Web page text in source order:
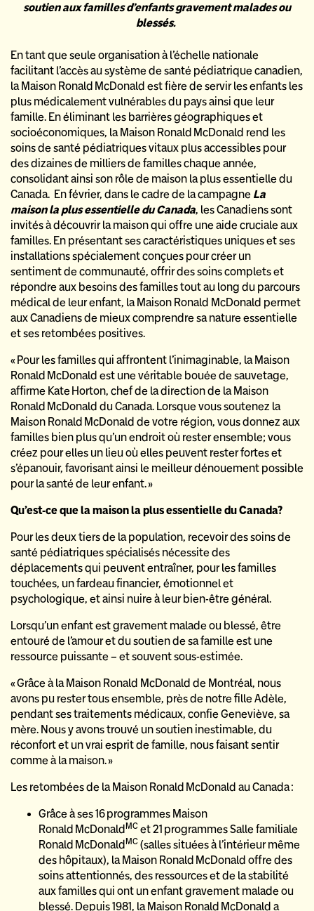
soutien aux familles d’enfants gravement malades ou
blessés.
En tant que seule organisation à l’échelle nationale
facilitant l’accès au système de santé pédiatrique canadien,
la Maison Ronald McDonald est fière de servir les enfants les
plus médicalement vulnérables du pays ainsi que leur
famille. En éliminant les barrières géographiques et
socioéconomiques, la Maison Ronald McDonald rend les
soins de santé pédiatriques vitaux plus accessibles pour
des dizaines de milliers de familles chaque année,
consolidant ainsi son rôle de maison la plus essentielle du
Canada. En février, dans le cadre de la campagne La
maison la plus essentielle du Canada, les Canadiens sont
invités à découvrir la maison qui offre une aide cruciale aux
familles. En présentant ses caractéristiques uniques et ses
installations spécialement conçues pour créer un
sentiment de communauté, offrir des soins complets et
répondre aux besoins des familles tout au long du parcours
médical de leur enfant, la Maison Ronald McDonald permet
aux Canadiens de mieux comprendre sa nature essentielle
et ses retombées positives.
« Pour les familles qui affrontent l’inimaginable, la Maison
Ronald McDonald est une véritable bouée de sauvetage,
affirme Kate Horton, chef de la direction de la Maison
Ronald McDonald du Canada. Lorsque vous soutenez la
Maison Ronald McDonald de votre région, vous donnez aux
familles bien plus qu’un endroit où rester ensemble; vous
créez pour elles un lieu où elles peuvent rester fortes et
s’épanouir, favorisant ainsi le meilleur dénouement possible
pour la santé de leur enfant. »
Qu’est-ce que la maison la plus essentielle du Canada?
Pour les deux tiers de la population, recevoir des soins de
santé pédiatriques spécialisés nécessite des
déplacements qui peuvent entraîner, pour les familles
touchées, un fardeau financier, émotionnel et
psychologique, et ainsi nuire à leur bien-être général.
Lorsqu’un enfant est gravement malade ou blessé, être
entouré de l’amour et du soutien de sa famille est une
ressource puissante – et souvent sous-estimée.
« Grâce à la Maison Ronald McDonald de Montréal, nous
avons pu rester tous ensemble, près de notre fille Adèle,
pendant ses traitements médicaux, confie Geneviève, sa
mère. Nous y avons trouvé un soutien inestimable, du
réconfort et un vrai esprit de famille, nous faisant sentir
comme à la maison. »
Les retombées de la Maison Ronald McDonald au Canada :
Grâce à ses 16 programmes Maison
Ronald McDonald MC et 21 programmes Salle familiale
Ronald McDonald MC (salles situées à l’intérieur même
des hôpitaux), la Maison Ronald McDonald offre des
soins attentionnés, des ressources et de la stabilité
aux familles qui ont un enfant gravement malade ou
blessé. Depuis 1981, la Maison Ronald McDonald a